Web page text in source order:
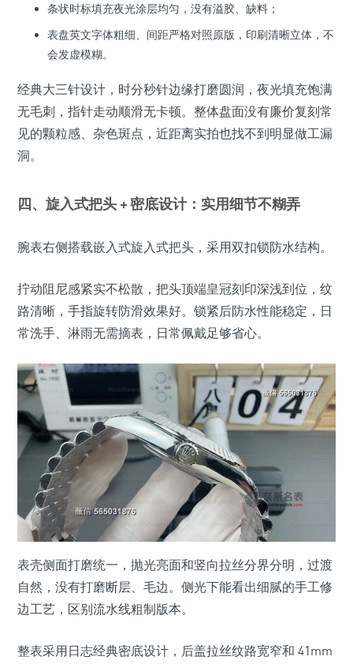
条状时标填充夜光涂层均匀，没有溢胶、缺料；
表盘英文字体粗细、间距严格对照原版，印刷清晰立体，不
会发虚模糊。
经典大三针设计，时分秒针边缘打磨圆润，夜光填充饱满
无毛刺，指针走动顺滑无卡顿。整体盘面没有廉价复刻常
见的颗粒感、杂色斑点，近距离实拍也找不到明显做工漏
洞。
四、旋入式把头 + 密底设计：实用细节不糊弄
腕表右侧搭载嵌入式旋入式把头，采用双扣锁防水结构。
拧动阻尼感紧实不松散，把头顶端皇冠刻印深浅到位，纹
路清晰，手指旋转防滑效果好。锁紧后防水性能稳定，日
常洗手、淋雨无需摘表，日常佩戴足够省心。
表壳侧面打磨统一，抛光亮面和竖向拉丝分界分明，过渡
自然，没有打磨断层、毛边。侧光下能看出细腻的手工修
边工艺，区别流水线粗制版本。
整表采用日志经典密底设计，后盖拉丝纹路宽窄和 41mm